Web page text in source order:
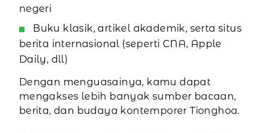
negeri
Buku klasik, artikel akademik, serta situs
berita internasional (seperti CNA, Apple
Daily, dll)
Dengan menguasainya, kamu dapat
mengakses lebih banyak sumber bacaan,
berita, dan budaya kontemporer Tionghoa.